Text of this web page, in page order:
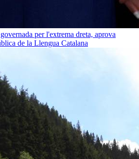
per l'extrema dreta, aprova
de la Llengua Catalana